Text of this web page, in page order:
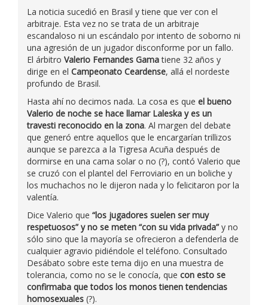
La noticia sucedió en Brasil y tiene que ver con el
arbitraje. Esta vez no se trata de un arbitraje
escandaloso ni un escándalo por intento de soborno ni
una agresión de un jugador disconforme por un fallo.
El árbitro Valerio Fernandes Gamatiene 32 años y
dirige en el Campeonato Ceardense, allá el nordeste
profundo de Brasil.
Hasta ahí no decimos nada. La cosa es que el bueno
Valerio de noche se hace llamar Laleska y es un
travesti reconocido en la zona. Al margen del debate
que generó entre aquellos que le encargarían trillizos
aunque se parezca a la Tigresa Acuña después de
dormirse en una cama solar o no (?), contó Valerio que
se cruzó con el plantel del Ferroviario en un boliche y
los muchachos no le dijeron nada y lo felicitaron por la
valentía.
Dice Valerio que “los jugadores suelen ser muy
respetuosos” y no se meten “con su vida privada” y no
sólo sino que la mayoría se ofrecieron a defenderla de
cualquier agravio pidiéndole el teléfono. Consultado
Desábato sobre este tema dijo en una muestra de
tolerancia, como no se le conocía, que con esto se
confirmaba que todos los monos tienen tendencias
homosexuales (?).